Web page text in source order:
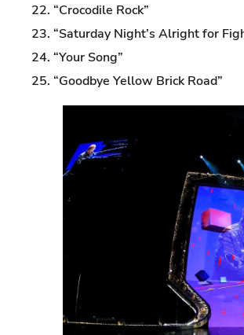
22. “Crocodile Rock”
23. “Saturday Night’s Alright for
24. “Your Song”
25. “Goodbye Yellow Brick Road”